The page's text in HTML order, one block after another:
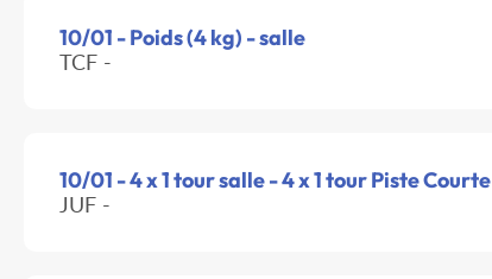
10/01 - Poids (4 kg) - salle
TCF -
10/01 - 4 x 1 tour salle - 4 x 1 tour Piste Courte
JUF -